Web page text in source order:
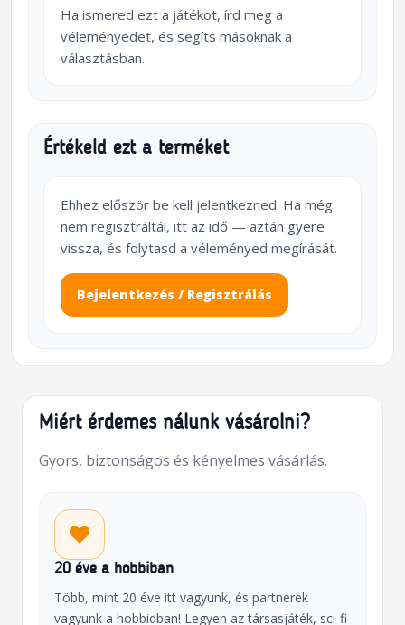
Ha ismered ezt a játékot, írd meg a
véleményedet, és segíts másoknak a
választásban.
Értékeld ezt a terméket
Ehhez először be kell jelentkezned. Ha még
nem regisztráltál, itt az idő — aztán gyere
vissza, és folytasd a véleményed megírását.
Bejelentkezés / Regisztrálás
Miért érdemes nálunk vásárolni?
Gyors, biztonságos és kényelmes vásárlás.
20 éve a hobbiban
Több, mint 20 éve itt vagyunk, és partnerek
vagyunk a hobbidban! Legyen az társasjáték, sci-fi